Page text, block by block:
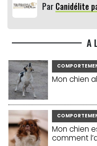
Par Canidélite
A
Mon chien
Mon chien
comment